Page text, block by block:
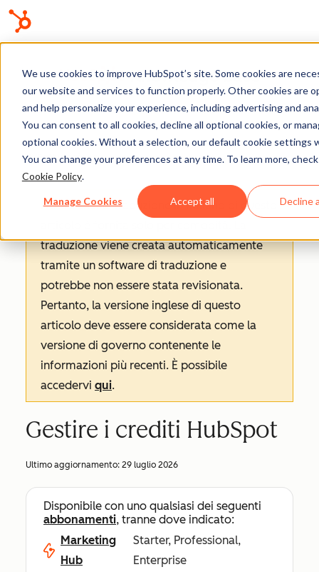
We use cookies to improve HubSpot’s site. Some cookies are
our website and services to function properly. Other cookies are
and help personalize your experience, including advertising and
You can consent to all cookies, decline all optional cookies, or
optional cookies. Without a selection, our default cookie settings
You can change your preferences at any time. To learn more,
Cookie Policy.
Manage Cookies Accept all Decline
Knowledge base
Fatturazione
Nota bene: la traduzione in italiano di questo
traduzione viene creata automaticamente
tramite un software di traduzione e
potrebbe non essere stata revisionata.
Pertanto, la versione inglese di questo
articolo deve essere considerata come la
versione di governo contenente le
informazioni più recenti. È possibile
accedervi qui.
Gestire i crediti HubSpot
Ultimo aggiornamento: 29 luglio 2026
Disponibile con uno qualsiasi dei seguenti
abbonamenti, tranne dove indicato:
Marketing
Hub
Starter, Professional,
Enterprise